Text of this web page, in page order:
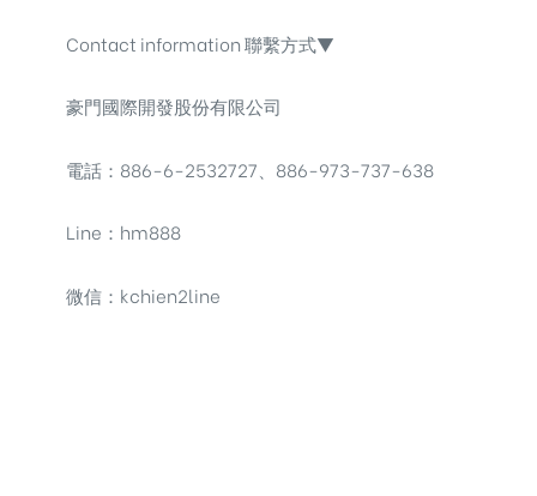
Contact information 聯繫方式▼
豪門國際開發股份有限公司
電話：886-6-2532727、886-973-737-638
Line：hm888
微信：kchien2line